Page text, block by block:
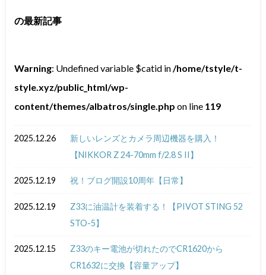
の最新記事
Warning: Undefined variable $catid in /home/tstyle/t-
style.xyz/public_html/wp-
content/themes/albatros/single.php on line 119
2025.12.26
新しいレンズとカメラ周辺機器を購入！
【NIKKOR Z 24-70mm f/2.8 S II】
2025.12.19 祝！ブログ開設10周年【日常】
2025.12.19
Z33に油温計を装着する！【PIVOT STING 52
STO-5】
2025.12.15
Z33のキー電池が切れたのでCR1620から
CR1632に交換【容量アップ】